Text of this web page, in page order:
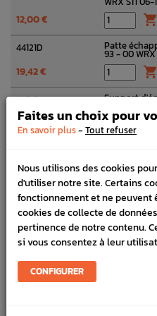
12,00 € 
44121D Patte
93 - 00 WRX
19,42 € 
44121D Support
54,02 €
344,95 € 
0238S*A Écrou à
FORESTER
2,89 €
2 467,31 €
Faites un choix pour
En savoir plus- Tout refuser
Nous utilisons des cookies
d'utiliser notre site. Certains
fonctionnement et ne peuvent
cookies de collecte de
pertinence de notre contenu.
si vous consentez à leur
CONFIGURER